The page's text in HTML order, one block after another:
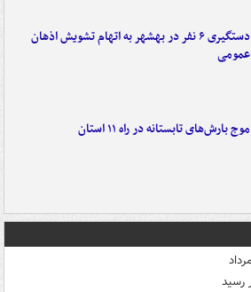
دستگیری ۶ نفر در بهشهر به اتهام تشویش اذهان
عمومی
موج بارش‌های تابستانه در راه ۱۱ استان